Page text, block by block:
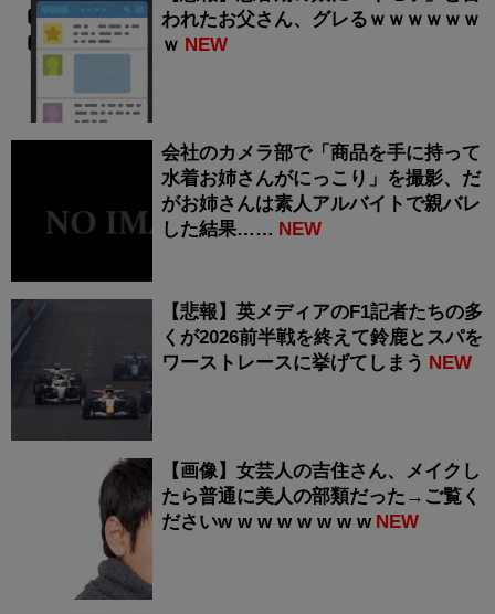
われたお父さん、グレるｗｗｗｗｗｗ
ｗ NEW
会社のカメラ部で「商品を手に持って
水着お姉さんがにっこり」を撮影、だ
がお姉さんは素人アルバイトで親バレ
した結果…… NEW
【悲報】英メディアのF1記者たちの多
くが2026前半戦を終えて鈴鹿とスパを
ワーストレースに挙げてしまう NEW
【画像】女芸人の吉住さん、メイクし
たら普通に美人の部類だった→ご覧く
ださいw w w w w w w w NEW